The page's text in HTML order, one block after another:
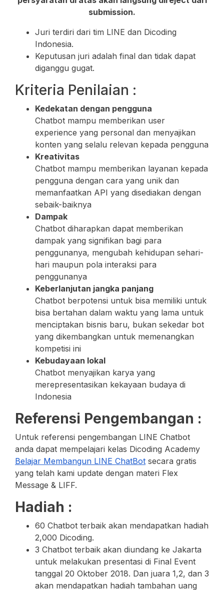
submission.
Juri terdiri dari tim LINE dan Dicoding
Indonesia.
Keputusan juri adalah final dan tidak dapat
diganggu gugat.
Kriteria Penilaian :
Kedekatan dengan pengguna
Chatbot mampu memberikan user
experience yang personal dan menyajikan
konten yang selalu relevan kepada pengguna
Kreativitas
Chatbot mampu memberikan layanan kepada
pengguna dengan cara yang unik dan
memanfaatkan API yang disediakan dengan
sebaik-baiknya
Dampak
Chatbot diharapkan dapat memberikan
dampak yang signifikan bagi para
penggunanya, mengubah kehidupan sehari-
hari maupun pola interaksi para
penggunanya
Keberlanjutan jangka panjang
Chatbot berpotensi untuk bisa memiliki untuk
bisa bertahan dalam waktu yang lama untuk
menciptakan bisnis baru, bukan sekedar bot
yang dikembangkan untuk memenangkan
kompetisi ini
Kebudayaan lokal
Chatbot menyajikan karya yang
merepresentasikan kekayaan budaya di
Indonesia
Referensi Pengembangan :
Untuk referensi pengembangan LINE Chatbot
anda dapat mempelajari kelas Dicoding Academy
Belajar Membangun LINE ChatBot secara gratis
yang telah kami update dengan materi Flex
Message & LIFF.
Hadiah :
60 Chatbot terbaik akan mendapatkan hadiah
2,000 Dicoding.
3 Chatbot terbaik akan diundang ke Jakarta
untuk melakukan presentasi di Final Event
tanggal 20 Oktober 2018. Dan juara 1,2, dan 3
akan mendapatkan hadiah tambahan uang